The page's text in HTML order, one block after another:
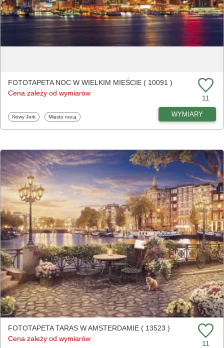
FOTOTAPETA NOC W WIELKIM MIEŚCIE ( 10091 )
Cena zależy od wymiarów
11
Fototapety
Nowy Jork Fototapety
Miasto nocą WYMIARY
FOTOTAPETA TARAS W AMSTERDAMIE ( 13523 )
Cena zależy od wymiarów
11